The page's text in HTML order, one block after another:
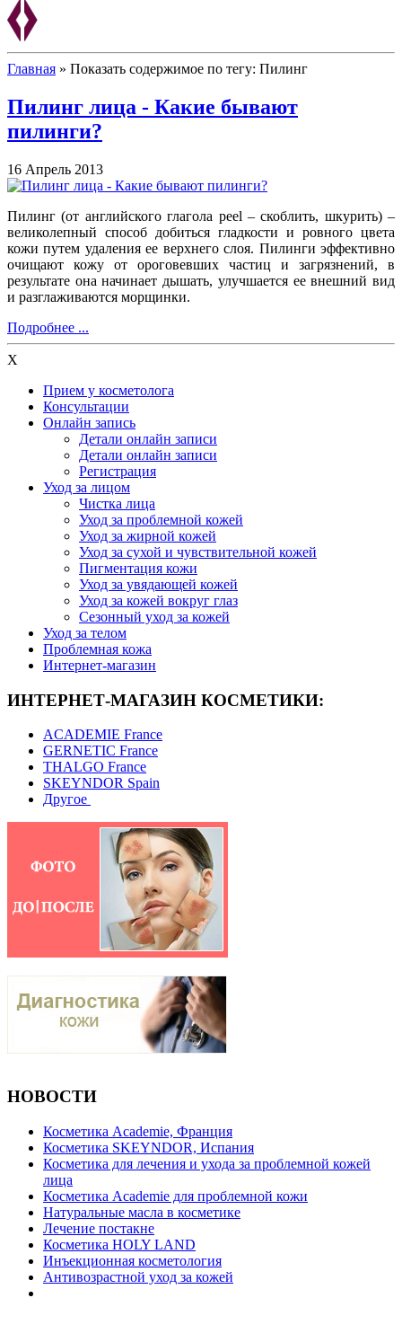
Главная » Показать содержимое по тегу: Пилинг
Пилинг лица - Какие бывают
пилинги?
16 Апрель 2013
Пилинг (от английского глагола peel – скоблить, шкурить) –
великолепный способ добиться гладкости и ровного цвета
кожи путем удаления ее верхнего слоя. Пилинги эффективно
очищают кожу от ороговевших частиц и загрязнений, в
результате она начинает дышать, улучшается ее внешний вид
и разглаживаются морщинки.
Подробнее ...
X
Прием у косметолога
Консультации
Онлайн запись
Детали онлайн записи
Детали онлайн записи
Регистрация
Уход за лицом
Чистка лица
Уход за проблемной кожей
Уход за жирной кожей
Уход за сухой и чувствительной кожей
Пигментация кожи
Уход за увядающей кожей
Уход за кожей вокруг глаз
Сезонный уход за кожей
Уход за телом
Проблемная кожа
Интернет-магазин
ИНТЕРНЕТ-МАГАЗИН КОСМЕТИКИ:
ACADEMIE France
GERNETIC France
THALGO France
SKEYNDOR Spain
Другое
НОВОСТИ
Косметика Academie, Франция
Косметика SKEYNDOR, Испания
Косметика для лечения и ухода за проблемной кожей
лица
Косметика Academie для проблемной кожи
Натуральные масла в косметике
Лечение постакне
Косметика HOLY LAND
Инъекционная косметология
Антивозрастной уход за кожей